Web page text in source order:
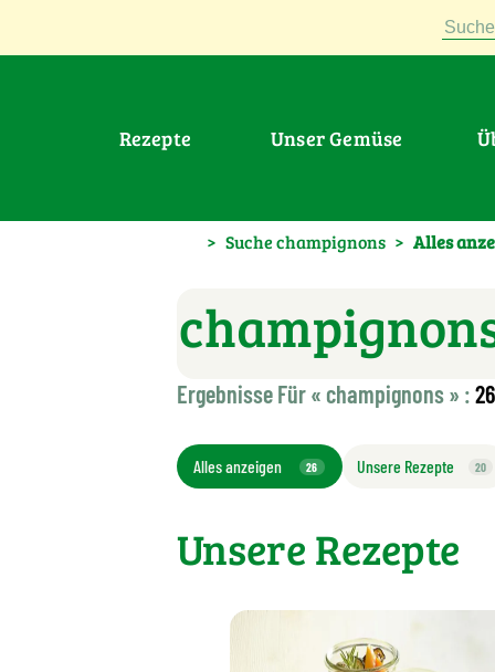
Rezepte Unser Gemüse
> Suche champignons > Alles
Suchen
Ergebnisse Für « champignons » :
Alles anzeigen 26 Unsere Rezepte 20
Unsere Rezepte